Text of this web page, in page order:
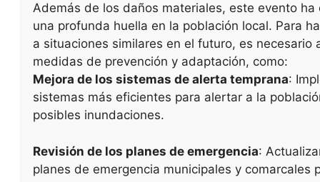
Además de los daños materiales, este evento ha
una profunda huella en la población local. Para
a situaciones similares en el futuro, es necesario
medidas de prevención y adaptación, como:
Mejora de los sistemas de alerta temprana:
sistemas más eficientes para alertar a la
posibles inundaciones.
Revisión de los planes de emergencia:
planes de emergencia municipales y comarcales